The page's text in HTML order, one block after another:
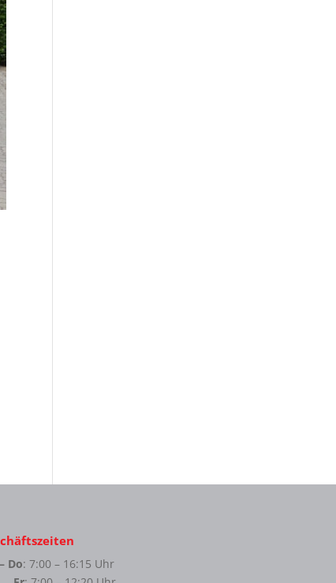
Do: 7:00 – 16:15 Uhr